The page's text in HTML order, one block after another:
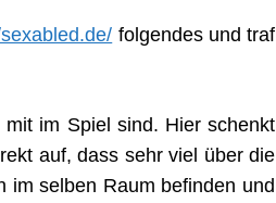
folgendes und traf
im Spiel sind. Hier schenkt
auf, dass sehr viel über die
im selben Raum befinden und